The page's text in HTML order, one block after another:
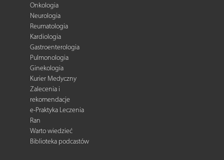
Onkologia
Neurologia
Reumatologia
Kardiologia
Gastroenterologia
Pulmonologia
Ginekologia
Kurier Medyczny
Zalecenia i
rekomendacje
e-Praktyka Leczenia
Ran
Warto wiedzieć
Biblioteka podcastów